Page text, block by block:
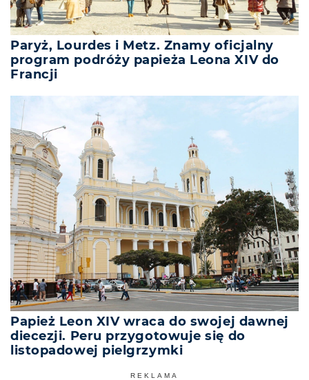
Paryż, Lourdes i Metz. Znamy oficjalny
program podróży papieża Leona XIV do
Francji
Papież Leon XIV wraca do swojej dawnej
diecezji. Peru przygotowuje się do
listopadowej pielgrzymki
REKLAMA